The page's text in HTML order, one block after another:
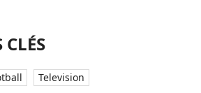
CLÉS
Television